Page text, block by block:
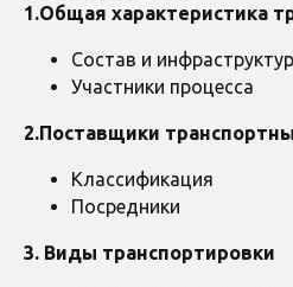
1.Общая характеристика
Состав и
Участники процесса
2.Поставщики
Классификация
Посредники
3. Виды транспортировки